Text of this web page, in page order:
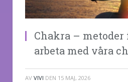
Chakra – metoder
arbeta med våra
AV VIVI DEN 15 MAJ, 2026